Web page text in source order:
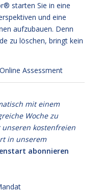
starten Sie in eine
und eine
aufzubauen. Denn
zu löschen, bringt kein
Assessment
mit einem
Woche zu
kostenfreien
in unserem
abonnieren